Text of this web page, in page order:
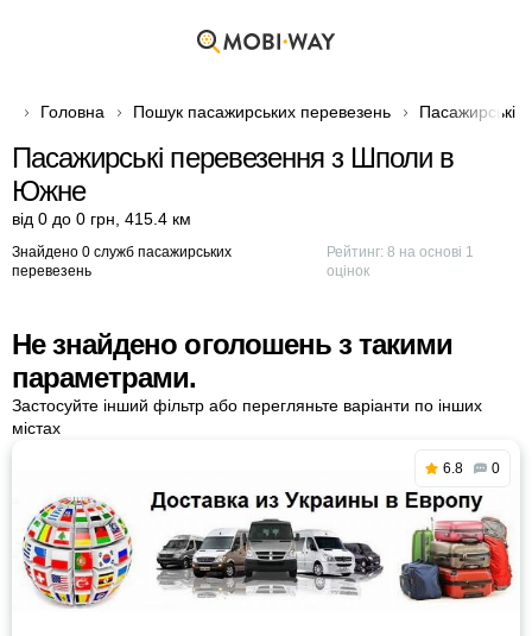
Головна Пошук пасажирських перевезень Пасажирські
Пасажирські перевезення з Шполи в
Южне
від 0 до 0 грн 415.4 км
Знайдено 0 служб пасажирських
перевезень
Рейтинг:8 на основі 1
оцінок
Не знайдено оголошень з такими
параметрами.
Застосуйте інший фільтр або перегляньте варіанти по інших
містах
6.8 0